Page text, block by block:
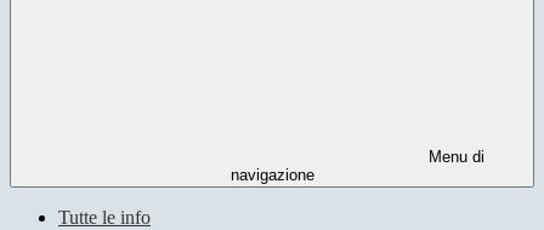
Menu di
navigazione
Tutte le info